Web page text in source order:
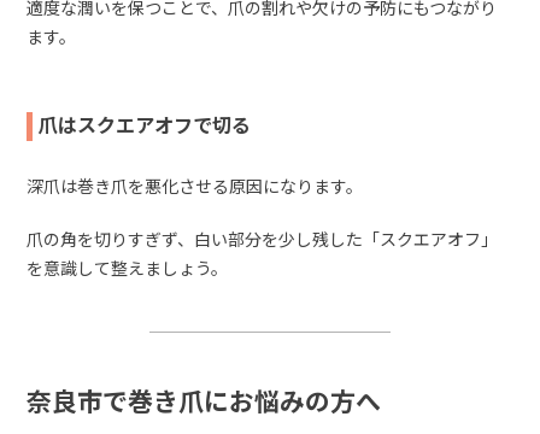
適度な潤いを保つことで、爪の割れや欠けの予防にもつながり
ます。
爪はスクエアオフで切る
深爪は巻き爪を悪化させる原因になります。
爪の角を切りすぎず、白い部分を少し残した「スクエアオフ」
を意識して整えましょう。
奈良市で巻き爪にお悩みの方へ